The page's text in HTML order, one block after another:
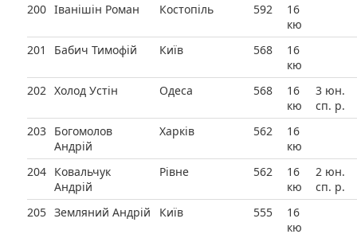
200 Іванішін Роман Костопіль 592
16
кю
201
Бабич Тимофій Київ 568
16
кю
202 Холод Устін Одеса 568
16
кю
3 юн.
сп. р.
203 Богомолов
Андрій
Харків 562
16
кю
204 Ковальчук
Андрій
Рівне 562
16
кю
2 юн.
сп. р.
205 Земляний Андрій Київ 555
16
кю